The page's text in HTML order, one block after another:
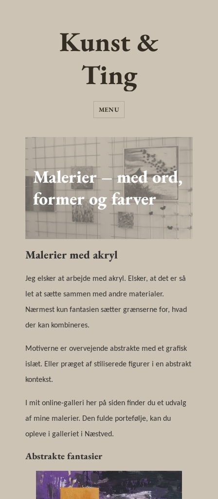
Kunst &
Ting
MENU
Malerier – med ord,
former og farver
Malerier med akryl
Jeg elsker at arbejde med akryl. Elsker, at det er så
let at sætte sammen med andre materialer.
Nærmest kun fantasien sætter grænserne for, hvad
der kan kombineres.
Motiverne er overvejende abstrakte med et grafisk
islæt. Eller præget af stiliserede figurer i en abstrakt
kontekst.
I mit online-galleri her på siden finder du et udvalg
af mine malerier. Den fulde portefølje, kan du
opleve i galleriet i Næstved.
Abstrakte fantasier